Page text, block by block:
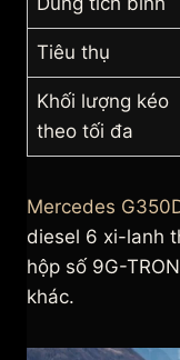
Tiêu thụ
Khối lượng kéo
theo tối đa
Mercedes
diesel 6 xi-lanh
hộp số 9G-
khác.